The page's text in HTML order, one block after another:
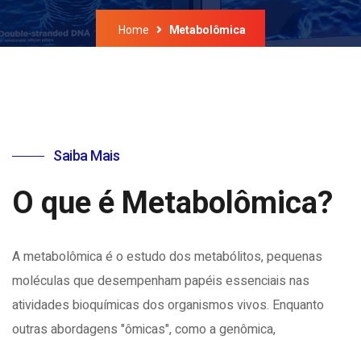
Home Metabolômica
Saiba Mais
O que é Metabolômica?
A metabolômica é o estudo dos metabólitos, pequenas
moléculas que desempenham papéis essenciais nas
atividades bioquímicas dos organismos vivos. Enquanto
outras abordagens "ômicas", como a genômica,